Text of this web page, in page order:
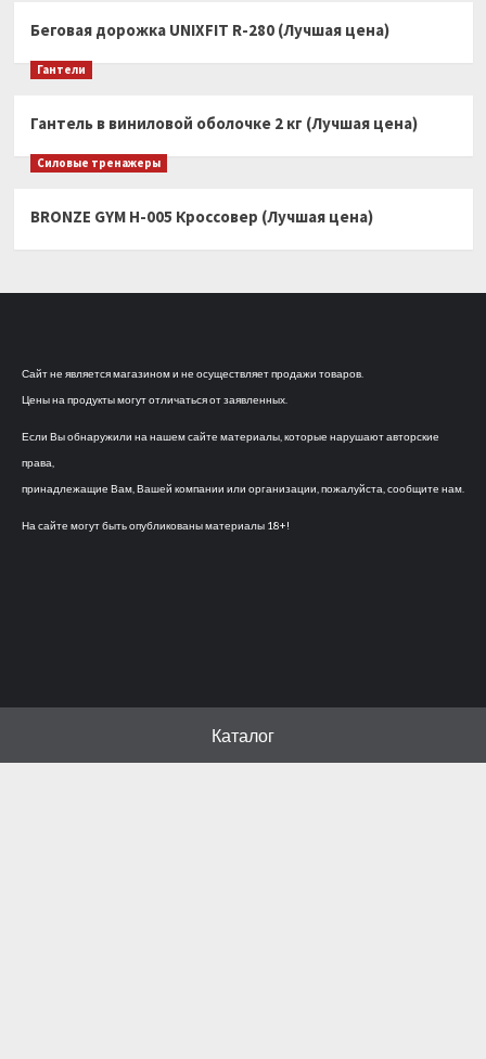
Беговая дорожка UNIXFIT R-280 (Лучшая цена)
Гантели
Гантель в виниловой оболочке 2 кг (Лучшая цена)
Силовые тренажеры
BRONZE GYM H-005 Кроссовер (Лучшая цена)
Сайт не является магазином и не осуществляет продажи товаров.
Цены на продукты могут отличаться от заявленных.
Если Вы обнаружили на нашем сайте материалы, которые нарушают авторские
права,
принадлежащие Вам, Вашей компании или организации, пожалуйста, сообщите нам.
На сайте могут быть опубликованы материалы 18+!
Каталог